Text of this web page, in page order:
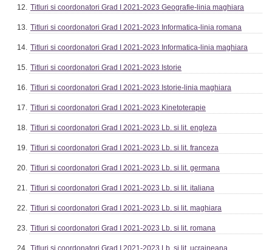
Titluri si coordonatori Grad I 2021-2023 Geografie-linia maghiara
Titluri si coordonatori Grad I 2021-2023 Informatica-linia romana
Titluri si coordonatori Grad I 2021-2023 Informatica-linia maghiara
Titluri si coordonatori Grad I 2021-2023 Istorie
Titluri si coordonatori Grad I 2021-2023 Istorie-linia maghiara
Titluri si coordonatori Grad I 2021-2023 Kinetoterapie
Titluri si coordonatori Grad I 2021-2023 Lb. si lit. engleza
Titluri si coordonatori Grad I 2021-2023 Lb. si lit. franceza
Titluri si coordonatori Grad I 2021-2023 Lb. si lit. germana
Titluri si coordonatori Grad I 2021-2023 Lb. si lit. italiana
Titluri si coordonatori Grad I 2021-2023 Lb. si lit. maghiara
Titluri si coordonatori Grad I 2021-2023 Lb. si lit. romana
Titluri si coordonatori Grad I 2021-2023 Lb. si lit. ucraineana